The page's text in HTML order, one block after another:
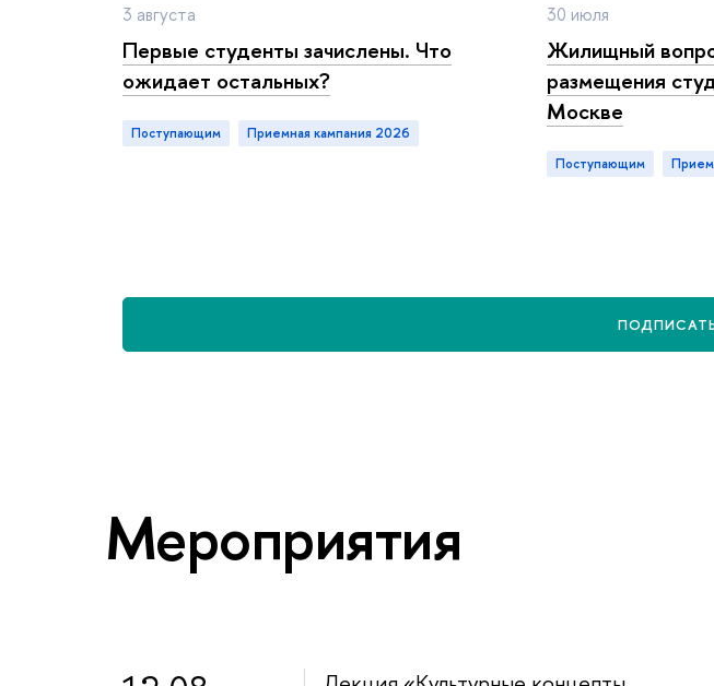
3 августа
Первые студенты зачислены. Что
ожидает остальных?
Поступающим приемная кампания 2026
30 июля
Жилищный
размещения
Москве
Поступающим
Мероприятия